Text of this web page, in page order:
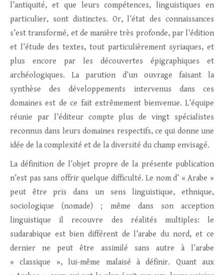
l’antiquité, et que leurs compétences, linguistiques en
particulier, sont distinctes. Or, l’état des connaissances
s’est transformé, et de manière très profonde, par l’édition
et l’étude des textes, tout particulièrement syriaques, et
plus encore par les découvertes épigraphiques et
archéologiques. La parution d’un ouvrage faisant la
synthèse des développements intervenus dans ces
domaines est de ce fait extrêmement bienvenue. L’équipe
réunie par l’éditeur compte plus de vingt spécialistes
reconnus dans leurs domaines respectifs, ce qui donne une
idée de la complexité et de la diversité du champ envisagé.
La définition de l’objet propre de la présente publication
n’est pas sans offrir quelque difficulté. Le nom d’ « Arabe »
peut être pris dans un sens linguistique, ethnique,
sociologique (nomade) ; même dans son acception
linguistique il recouvre des réalités multiples: le
sudarabique est bien différent de l’arabe du nord, et ce
dernier ne peut être assimilé sans autre à l’arabe
« classique », lui-même malaisé à définir. Quant aux